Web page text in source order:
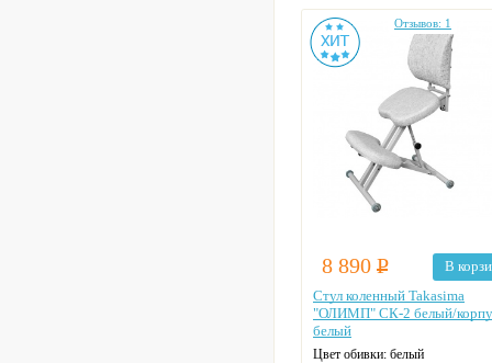
Отзывов: 1
8 890 Р
В
Стул коленный Takasima
"ОЛИМП" СК-2 белый/
белый
Цвет обивки: белый